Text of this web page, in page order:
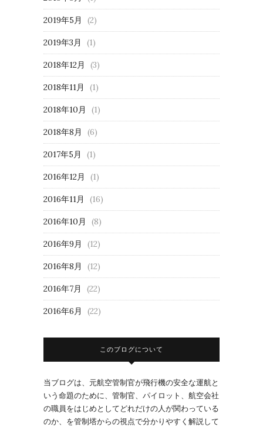
2019年5月 (2)
2019年3月 (1)
2018年12月 (3)
2018年11月 (1)
2018年10月 (1)
2018年8月 (6)
2017年5月 (1)
2016年12月 (1)
2016年11月 (16)
2016年10月 (8)
2016年9月 (12)
2016年8月 (12)
2016年7月 (22)
2016年6月 (22)
このブログについて
当ブログは、元航空管制官が飛行機の安全な運航と
いう命題のために、管制官、パイロット、航空会社
の職員をはじめとしてどれだけの人が関わっている
のか、を管制塔からの視点で分かりやすく解説して